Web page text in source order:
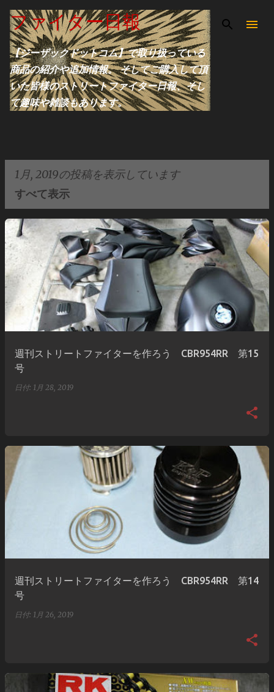
スキップしてメイン コンテンツに移動
ファイター日報
【ジーザックドットコム】で取り扱っている
商品の紹介や追加情報。 そしてご購入して頂
いた皆様のストリートファイター日報、そし
て趣味や雑談もあります。
1月, 2019の投稿を表示しています
すべて表示
投
稿
週刊ストリートファイターを作ろう CBR954RR 第15
号
日付: 1月 28, 2019
週刊ストリートファイターを作ろう CBR954RR 第14
号
日付: 1月 26, 2019